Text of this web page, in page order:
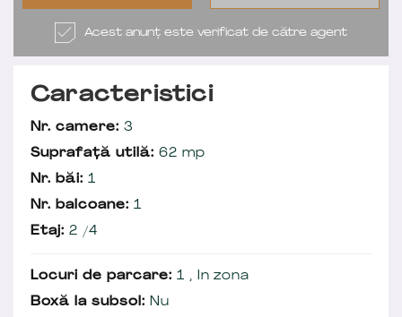
Acest anunț este verificat de către agent
Caracteristici
Nr. camere: 3
Suprafață utilă: 62 mp
Nr. băi: 1
Nr. balcoane: 1
Etaj: 2 /4
Locuri de parcare: 1 , In zona
Boxă la subsol: Nu